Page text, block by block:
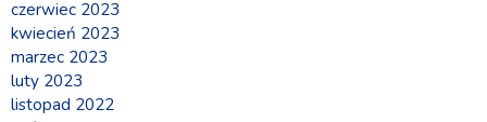
czerwiec 2023
kwiecień 2023
marzec 2023
luty 2023
listopad 2022